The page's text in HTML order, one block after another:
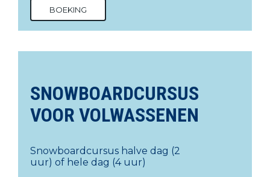
BOEKING
SNOWBOARDCURSUS
VOOR VOLWASSENEN
Snowboardcursus halve dag (2
uur) of hele dag (4 uur)